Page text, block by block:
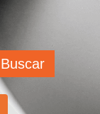
Buscar